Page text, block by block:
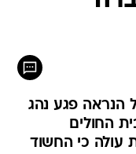
הנראה פגע נהג
החולים
עולה כי החשוד